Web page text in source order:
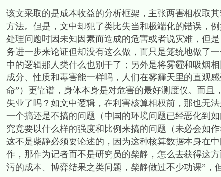
该文采取的是成本收益的分析框架，主张两害相权取
方法。但是，文中却犯了类比失当和极端化的错误，
处理问题时因未知因素而造成的危害或者说灾难，但
务进一步来论证但却没有这么做，而只是笼统地做了
中的逻辑那人类什么也别干了；另外是将雾霾和吸烟
成分、性质和毒害能一样吗，人们在雾霾天里的直观
命”）更靠谱，身体本身是对危害的最好测度仪。而
失业了吗？如文中逻辑，在利害核算相权前，那也无
一个搞还是不搞的问题（中国的环境问题已经恶化到
究竟要以什么样的强度和比例来搞的问题（未必会如
这不是柴静必须要论述的，因为这种核算数据本身在
作，那作为记者而不是研究员的柴静，怎么去获得这
污的成本、博弈结果之类问题，柴静做过不少功课”